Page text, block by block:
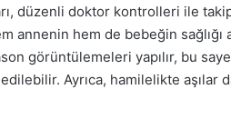
düzenli doktor kontrolleri ile
annenin hem de bebeğin sağlığı
görüntülemeleri yapılır, bu
Ayrıca, hamilelikte aşılar